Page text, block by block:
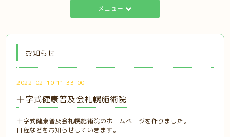
メニュー
お知らせ
2022-02-10 11:33:00
十字式健康普及会札幌施術院
十字式健康普及会札幌施術院のホームページを作りました。
日程などをお知らせしていきます。